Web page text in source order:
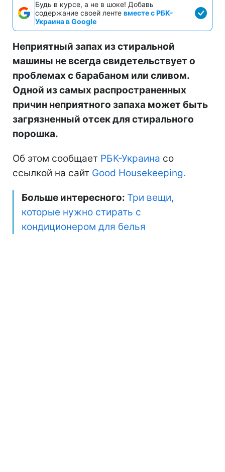
Будь в курсе, а не в шоке! Добавь
содержание своей ленте вместе с РБК-
Украина в Google
Неприятный запах из стиральной
машины не всегда свидетельствует о
проблемах с барабаном или сливом.
Одной из самых распространенных
причин неприятного запаха может быть
загрязненный отсек для стирального
порошка.
Об этом сообщает РБК-Украина со
ссылкой на сайт Good Housekeeping.
Больше интересного: Три вещи,
которые нужно стирать с
кондиционером для белья